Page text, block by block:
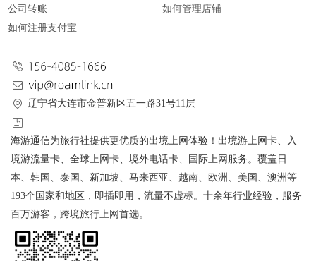
公司转账
如何注册支付宝
如何管理店铺
辽宁省大连市金普新区五一路31号11层
海游通信为旅行社提供更优质的出境上网体验！出境游上网卡、入
境游流量卡、全球上网卡、境外电话卡、国际上网服务。覆盖日
本、韩国、泰国、新加坡、马来西亚、越南、欧洲、美国、澳洲等
193个国家和地区，即插即用，流量不虚标。十余年行业经验，服务
百万游客，跨境旅行上网首选。